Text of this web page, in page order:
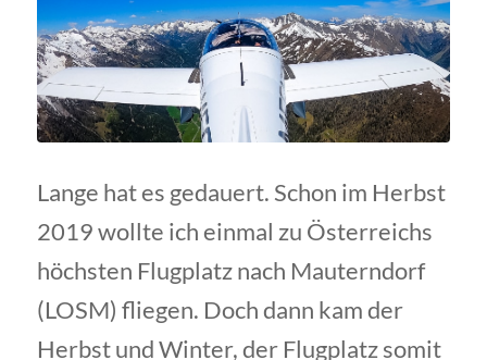
Lange hat es gedauert. Schon im Herbst
2019 wollte ich einmal zu Österreichs
höchsten Flugplatz nach Mauterndorf
(LOSM) fliegen. Doch dann kam der
Herbst und Winter, der Flugplatz somit